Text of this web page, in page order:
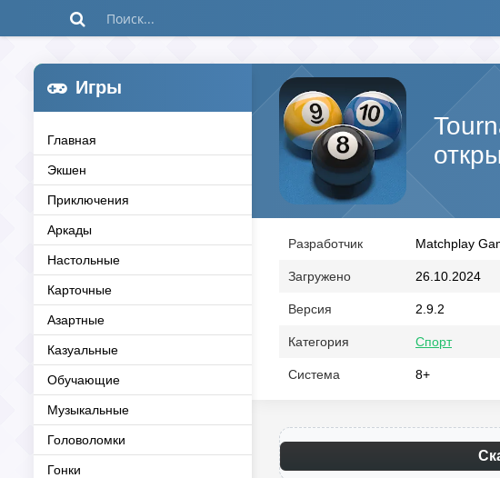
Игры
Главная
Экшен
Приключения
Аркады
Настольные
Карточные
Азартные
Казуальные
Обучающие
Музыкальные
Головоломки
Гонки
Разработчик Matchplay
Загружено 26.10.2024
Версия 2.9.2
Категория Спорт
Система 8+